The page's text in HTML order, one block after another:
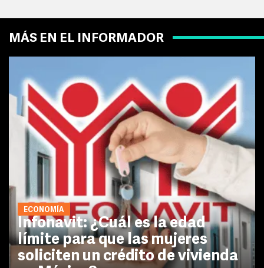
MÁS EN EL INFORMADOR
ECONOMÍA
Infonavit: ¿Cuál es la edad
límite para que las mujeres
soliciten un crédito de vivienda